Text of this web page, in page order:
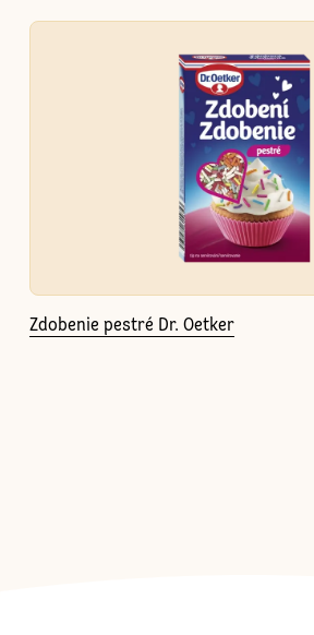
Zdobenie pestré Dr. Oetker